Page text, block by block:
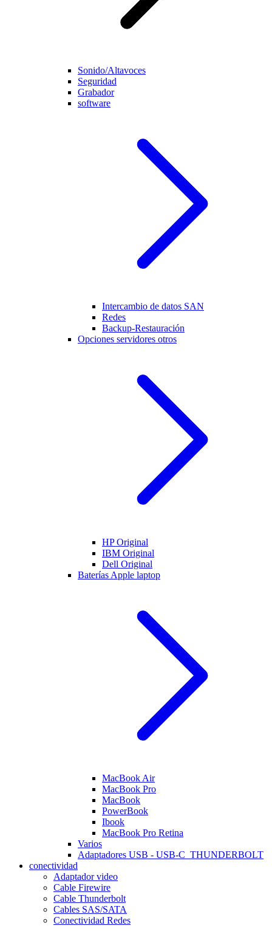
Sonido/Altavoces
Seguridad
Grabador
software
Intercambio de datos SAN
Redes
Backup-Restauración
Opciones servidores otros
HP Original
IBM Original
Dell Original
Baterías Apple laptop
MacBook Air
MacBook Pro
MacBook
PowerBook
Ibook
MacBook Pro Retina
Varios
Adaptadores USB - USB-C_THUNDERBOLT
conectividad
Adaptador video
Cable Firewire
Cable Thunderbolt
Cables SAS/SATA
Conectividad Redes